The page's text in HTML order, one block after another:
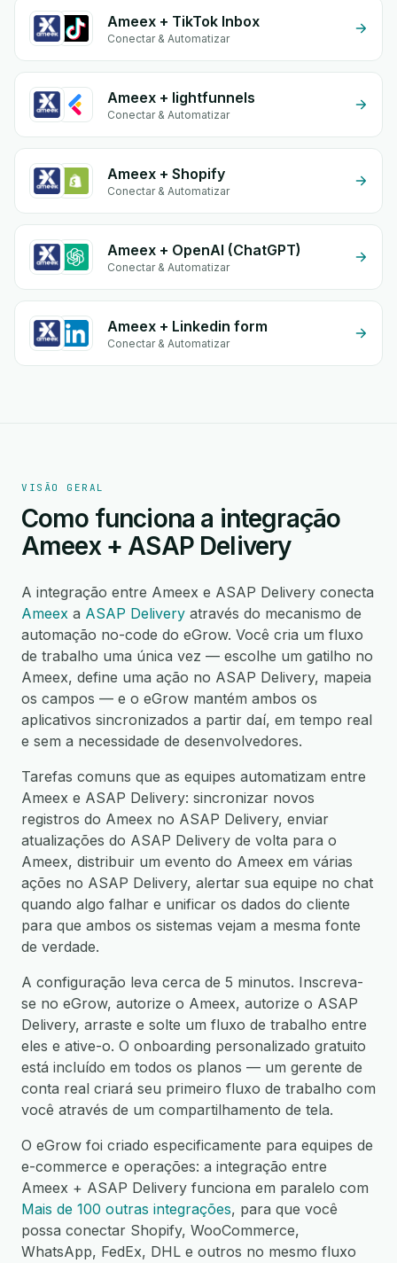
Ameex + TikTok Inbox
Conectar & Automatizar
Ameex + lightfunnels
Conectar & Automatizar
Ameex + Shopify
Conectar & Automatizar
Ameex + OpenAI (ChatGPT)
Conectar & Automatizar
Ameex + Linkedin form
Conectar & Automatizar
VISÃO GERAL
Como funciona a integração
Ameex + ASAP Delivery
A integração entre Ameex e ASAP Delivery conecta
Ameex a ASAP Delivery através do mecanismo de
automação no-code do eGrow. Você cria um fluxo
de trabalho uma única vez — escolhe um gatilho no
Ameex, define uma ação no ASAP Delivery, mapeia
os campos — e o eGrow mantém ambos os
aplicativos sincronizados a partir daí, em tempo real
e sem a necessidade de desenvolvedores.
Tarefas comuns que as equipes automatizam entre
Ameex e ASAP Delivery: sincronizar novos
registros do Ameex no ASAP Delivery, enviar
atualizações do ASAP Delivery de volta para o
Ameex, distribuir um evento do Ameex em várias
ações no ASAP Delivery, alertar sua equipe no chat
quando algo falhar e unificar os dados do cliente
para que ambos os sistemas vejam a mesma fonte
de verdade.
A configuração leva cerca de 5 minutos. Inscreva-
se no eGrow, autorize o Ameex, autorize o ASAP
Delivery, arraste e solte um fluxo de trabalho entre
eles e ative-o. O onboarding personalizado gratuito
está incluído em todos os planos — um gerente de
conta real criará seu primeiro fluxo de trabalho com
você através de um compartilhamento de tela.
O eGrow foi criado especificamente para equipes de
e-commerce e operações: a integração entre
Ameex + ASAP Delivery funciona em paralelo com
Mais de 100 outras integrações, para que você
possa conectar Shopify, WooCommerce,
WhatsApp, FedEx, DHL e outros no mesmo fluxo